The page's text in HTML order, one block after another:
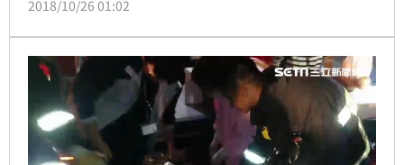
趕緊求救，但事後調查如果發現是司機可排除的範圍
運，離譜的是，排除方法多達上百種，竟要一個司機熟
記。
2018/10/26 01:02